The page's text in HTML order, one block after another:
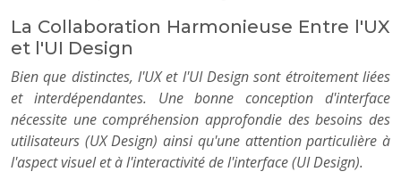
La Collaboration Harmonieuse Entre l'UX
et l'UI Design
Bien que distinctes, l'UX et l'UI Design sont étroitement liées
et interdépendantes. Une bonne conception d'interface
nécessite une compréhension approfondie des besoins des
utilisateurs (UX Design) ainsi qu'une attention particulière à
l'aspect visuel et à l'interactivité de l'interface (UI Design).